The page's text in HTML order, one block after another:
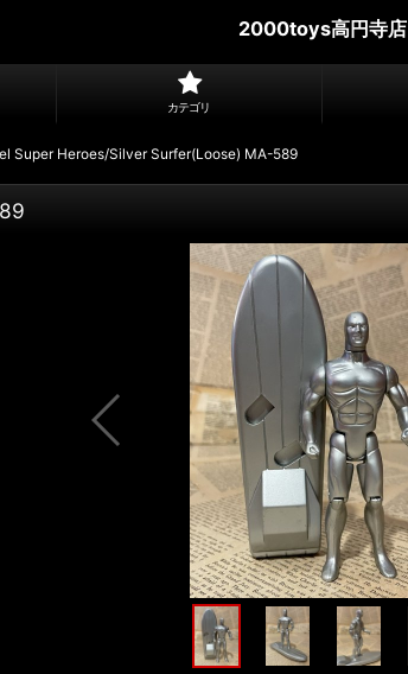
2000toys高円寺店
カテゴリ
Super Heroes/Silver Surfer(Loose) MA-589